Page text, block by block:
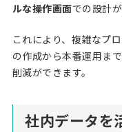
ルな操作画面での設計
これにより、複雑なプ
の作成から本番運用ま
削減ができます。
社内データを